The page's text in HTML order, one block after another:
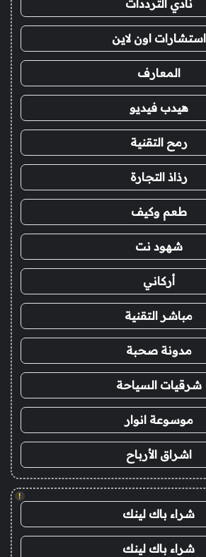
نادي الترددات
استشارات اون لاين
المعارف
هيدب فيديو
رمح التقنية
رذاذ التجارة
طعم وكيف
شهود نت
أركاني
مباشر التقنية
مدونة صحبة
شرقيات السياحة
موسوعة انوار
اشراق الأرباح
!
شراء باك لينك
شراء باك لينك